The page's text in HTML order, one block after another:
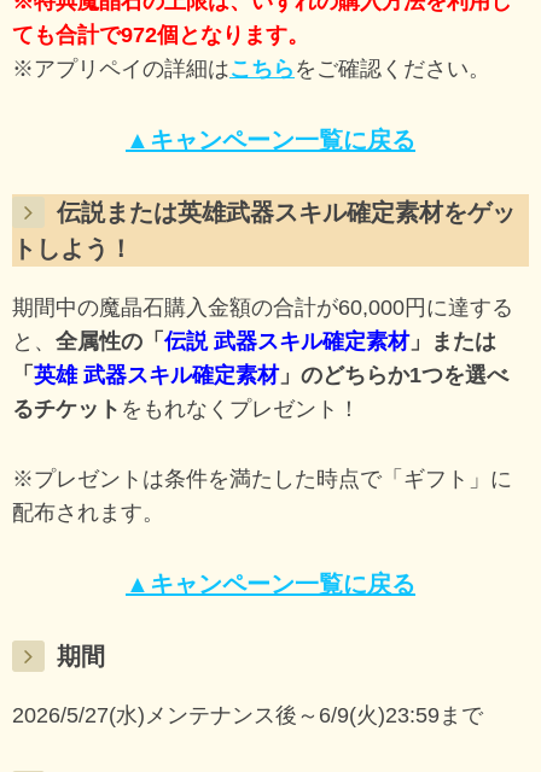
ても合計で972個となります。
※アプリペイの詳細はこちら をご確認ください。
▲キャンペーン一覧に戻る
伝説または英雄武器スキル確定素材をゲッ
トしよう！
期間中の魔晶石購入金額の合計が60,000円に達する
と、 全属性の「伝説 武器スキル確定素材」または
「 英雄 武器スキル確定素材」のどちらか1つを選べ
るチケット をもれなくプレゼント！
※プレゼントは条件を満たした時点で「ギフト」に
配布されます。
▲キャンペーン一覧に戻る
期間
2026/5/27(水)メンテナンス後～6/9(火)23:59まで